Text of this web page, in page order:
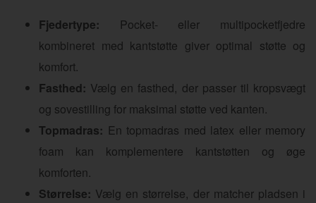
Fjedertype: Pocket- eller multipocketfjedre
kombineret med kantstøtte giver optimal støtte og
komfort.
Fasthed: Vælg en fasthed, der passer til kropsvægt
og sovestilling for maksimal støtte ved kanten.
Topmadras: En topmadras med latex eller memory
foam kan komplementere kantstøtten og øge
komforten.
Størrelse: Vælg en størrelse, der matcher pladsen i